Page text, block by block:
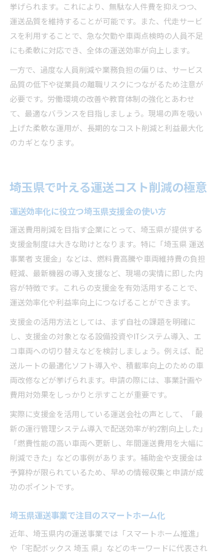
挙げられます。これにより、無駄な人件費を抑えつつ、
運送品質を維持することが可能です。また、代走サービ
スを利用することで、急な欠勤や車両点検時の人員不足
にも柔軟に対応でき、全体の運送効率が向上します。
一方で、過度な人員削減や業務負担の偏りは、サービス
品質の低下や従業員の離職リスクにつながるため注意が
必要です。労働環境の改善や教育体制の強化とあわせ
て、最適なバランスを目指しましょう。現場の声を吸い
上げた柔軟な運用が、長期的なコスト削減と利益最大化
のカギとなります。
埼玉県で叶える運送コスト削減の極意
運送効率化に役立つ埼玉県支援金の使い方
運送費用削減を目指す企業にとって、埼玉県が提供する
支援金制度は大きな助けとなります。特に「埼玉県 運送
事業者 支援金」などは、燃料費高騰や車両維持費の負担
軽減、最新機器の導入支援など、現場の実情に即した内
容が特徴です。これらの支援金を有効活用することで、
運送効率化や利益率向上につなげることができます。
支援金の活用方法としては、まず自社の課題を明確に
し、支援金の対象となる設備投資やITシステム導入、エ
コ車両への切り替えなどを検討しましょう。例えば、配
送ルートの最適化ソフト導入や、積載率向上のための車
両改修などが挙げられます。申請の際には、事業計画や
費用対効果をしっかりと示すことが重要です。
実際に支援金を活用している運送会社の声として、「最
新の運行管理システム導入で配送効率が約2割向上した」
「燃費性能の高い車両へ更新し、年間運送費用を大幅に
削減できた」などの事例があります。補助金や支援金は
予算枠が限られているため、早めの情報収集と申請が成
功のポイントです。
埼玉県運送事業で注目のスマートホーム化
近年、埼玉県内の運送事業では「スマートホーム推進」
や「宅配ボックス 埼玉 県」などのキーワードに代表され